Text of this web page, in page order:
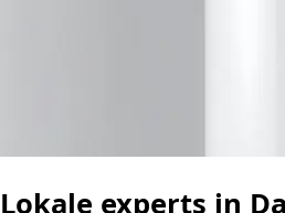
Lokale experts in